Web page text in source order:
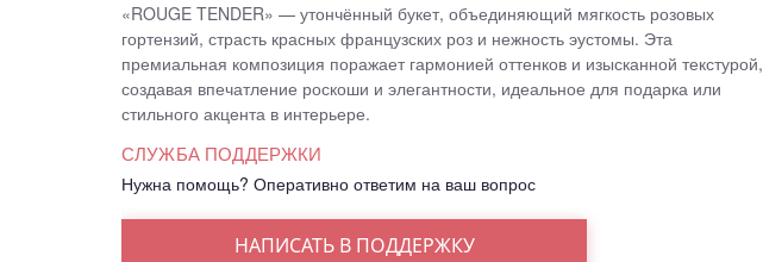
«ROUGE TENDER» — утончённый букет, объединяющий мягкость розовых
гортензий, страсть красных французских роз и нежность эустомы. Эта
премиальная композиция поражает гармонией оттенков и изысканной текстурой,
создавая впечатление роскоши и элегантности, идеальное для подарка или
стильного акцента в интерьере.
СЛУЖБА ПОДДЕРЖКИ
Нужна помощь? Оперативно ответим на ваш вопрос
НАПИСАТЬ В ПОДДЕРЖКУ